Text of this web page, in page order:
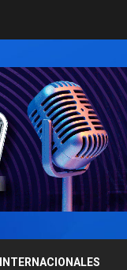
INTERNACIONALES